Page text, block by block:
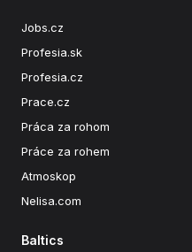
Jobs.cz
Profesia.sk
Profesia.cz
Prace.cz
Práca za rohom
Práce za rohem
Atmoskop
Nelisa.com
Baltics